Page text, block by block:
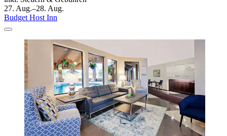
27. Aug.–28. Aug.
Budget Host Inn